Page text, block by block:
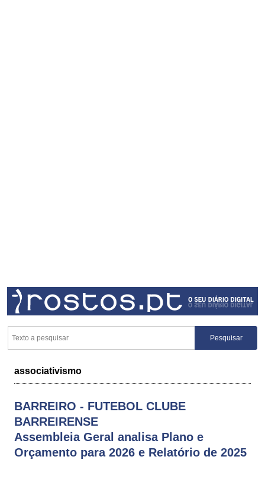
associativismo
BARREIRO - FUTEBOL CLUBE
BARREIRENSE
Assembleia Geral analisa Plano e
Orçamento para 2026 e Relatório de 2025